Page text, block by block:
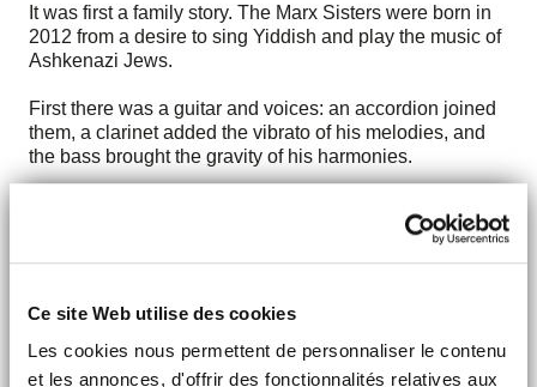
Ce site Web utilise des cookies
Les cookies nous permettent de personnaliser le contenu
et les annonces, d'offrir des fonctionnalités relatives aux
It was first a family story. The Marx Sisters were born in
2012 from a desire to sing Yiddish and play the music of
Ashkenazi Jews.
First there was a guitar and voices: an accordion joined
them, a clarinet added the vibrato of his melodies, and
the bass brought the gravity of his harmonies.
very lively language as soon as it is sung and resonates
in the tremolo of a clarinet, ricochets on the keys of the
DISCOVER